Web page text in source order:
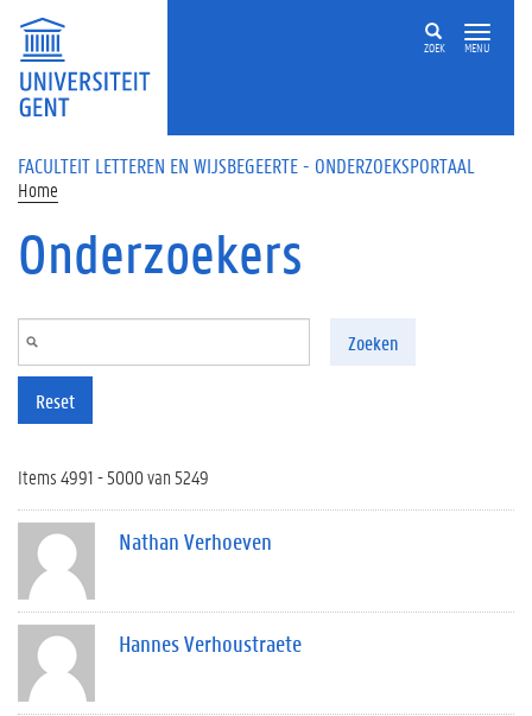
Overslaan en naar de inhoud gaan
ZOEK MENU
FACULTEIT LETTEREN EN WIJSBEGEERTE - ONDERZOEKSPORTAAL
Home
Onderzoekers
Zoeken
Reset
Items 4991 - 5000 van 5249
Nathan Verhoeven
Hannes Verhoustraete